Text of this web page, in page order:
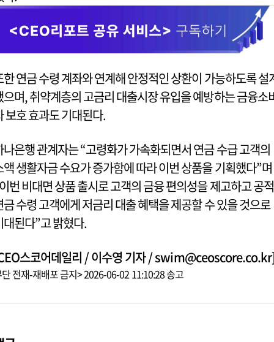
한 연금 수령 계좌와 연계해 안정적인 상환이 가능하도록 설
으며, 취약계층의 고금리 대출시장 유입을 예방하는 금융소
보호 효과도 기대된다.
나은행 관계자는 “고령화가 가속화되면서 연금 수급 고객의
액 생활자금 수요가 증가함에 따라 이번 상품을 기획했다”며
번 비대면 상품 출시로 고객의 금융 편의성을 제고하고 공적
금 수령 고객에게 저금리 대출 혜택을 제공할 수 있을 것으로
대된다”고 밝혔다.
스코어데일리 / 이수영 기자 / swim@ceoscore.co.kr]
전재-재배포 금지> 2026-06-02 11:10:28 송고